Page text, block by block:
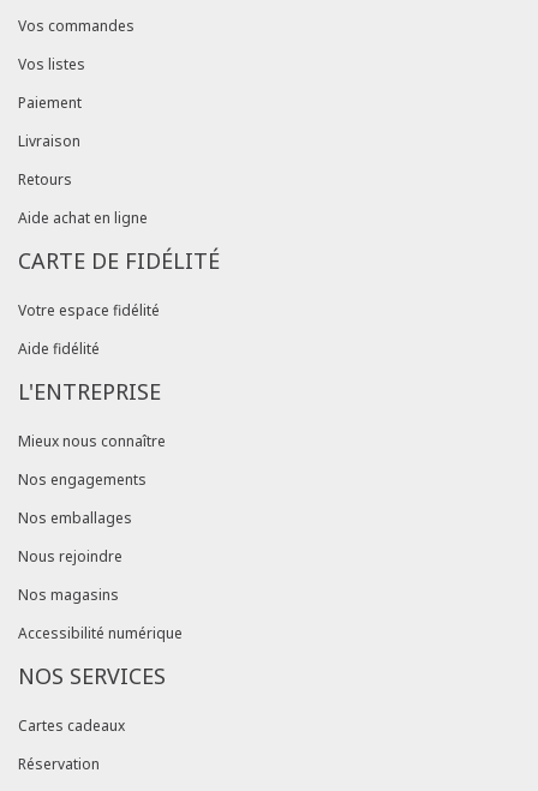
Vos commandes
Vos listes
Paiement
Livraison
Retours
Aide achat en ligne
CARTE DE FIDÉLITÉ
Votre espace fidélité
Aide fidélité
L'ENTREPRISE
Mieux nous connaître
Nos engagements
Nos emballages
Nous rejoindre
Nos magasins
Accessibilité numérique
NOS SERVICES
Cartes cadeaux
Réservation